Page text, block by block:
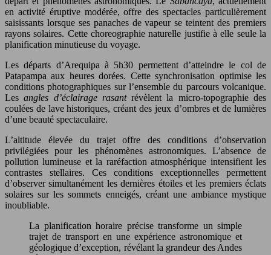
en activité éruptive modérée, offre des spectacles particulièrement
saisissants lorsque ses panaches de vapeur se teintent des premiers
rayons solaires. Cette choreographie naturelle justifie à elle seule la
planification minutieuse du voyage.
Les départs d’Arequipa à 5h30 permettent d’atteindre le col de
Patapampa aux heures dorées. Cette synchronisation optimise les
conditions photographiques sur l’ensemble du parcours volcanique.
Lesangles d’éclairage rasantrévèlent la micro-topographie des
coulées de lave historiques, créant des jeux d’ombres et de lumières
d’une beauté spectaculaire.
L’altitude élevée du trajet offre des conditions d’observation
privilégiées pour les phénomènes astronomiques. L’absence de
pollution lumineuse et la raréfaction atmosphérique intensifient les
contrastes stellaires. Ces conditions exceptionnelles permettent
d’observer simultanément les dernières étoiles et les premiers éclats
solaires sur les sommets enneigés, créant une ambiance mystique
inoubliable.
La planification horaire précise transforme un simple
trajet de transport en une expérience astronomique et
géologique d’exception, révélant la grandeur des Andes